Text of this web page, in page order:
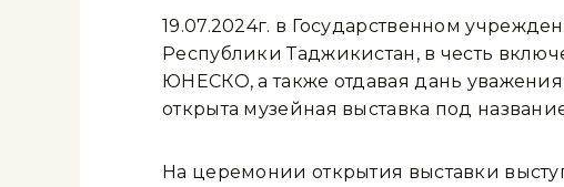
19.07.2024г. в Государственном
Республики Таджикистан, в честь
ЮНЕСКО, а также отдавая дань
открыта музейная выставка под
На церемонии открытия выставки